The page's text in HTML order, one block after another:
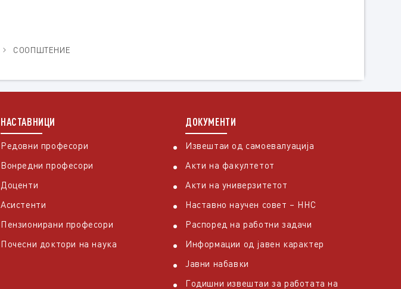
СООПШТЕНИЕ
НАСТАВНИЦИ
Редовни професори
Вонредни професори
Доценти
Асистенти
Пензионирани професори
Почесни доктори на наука
ДОКУМЕНТИ
Извештаи од самоевалуација
Акти на факултетот
Акти на универзитетот
Наставно научен совет – ННС
Распоред на работни задачи
Информации од јавен карактер
Јавни набавки
Годишни извештаи за работата на